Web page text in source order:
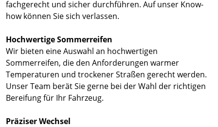
fachgerecht und sicher durchführen. Auf unser Know-
how können Sie sich verlassen.
Hochwertige Sommerreifen
Wir bieten eine Auswahl an hochwertigen
Sommerreifen, die den Anforderungen warmer
Temperaturen und trockener Straßen gerecht werden.
Unser Team berät Sie gerne bei der Wahl der richtigen
Bereifung für Ihr Fahrzeug.
Präziser Wechsel